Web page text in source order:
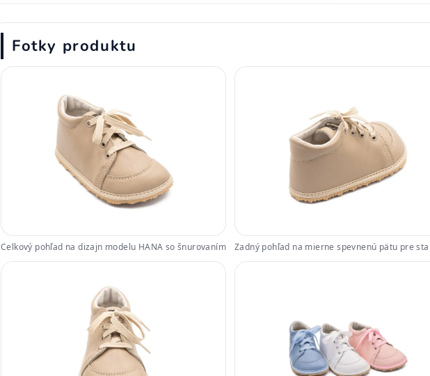
Fotky produktu
Celkový pohľad na dizajn modelu HANA so šnurovaním Zadný pohľad na mierne spevnenú pätu pre